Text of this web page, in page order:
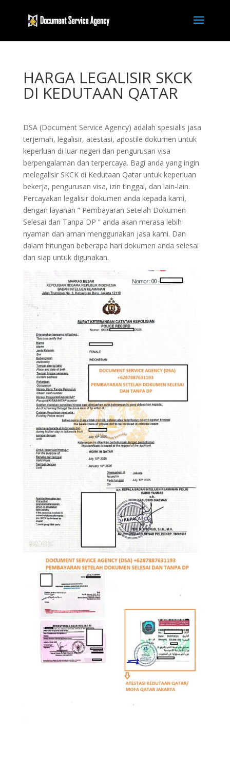
HARGA LEGALISIR SKCK
DI KEDUTAAN QATAR
DSA (Document Service Agency) adalah spesialis jasa
terjemah, legalisir, atestasi, apostile dokumen untuk
keperluan di luar negeri dan pengurusan visa
berpengalaman dan terpercaya. Bagi anda yang ingin
melegalisir SKCK di Kedutaan Qatar untuk keperluan
bekerja, pengurusan visa, izin tinggal, dan lain-lain.
Percayakan legalisir dokumen anda kepada kami,
dengan layanan ” Pembayaran Setelah Dokumen
Selesai dan Tanpa DP ” anda akan merasa lebih
nyaman dan aman menggunakan jasa kami. Dan
dalam hitungan beberapa hari dokumen anda selesai
dan siap untuk digunakan.